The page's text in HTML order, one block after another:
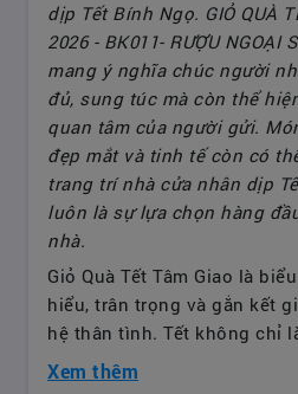
dịp Tết Bính Ngọ. GIỎ QUÀ
2026 - BK011- RƯỢU NGOẠI
mang ý nghĩa chúc người
đủ, sung túc mà còn thể
quan tâm của người gửi.
đẹp mắt và tinh tế còn có
trang trí nhà cửa nhân dịp
luôn là sự lựa chọn hàng
nhà.
Giỏ Quà Tết Tâm Giao là
hiểu, trân trọng và gắn kết
hệ thân tình. Tết không chỉ
mà còn là dịp gửi đi những
Xem thêm